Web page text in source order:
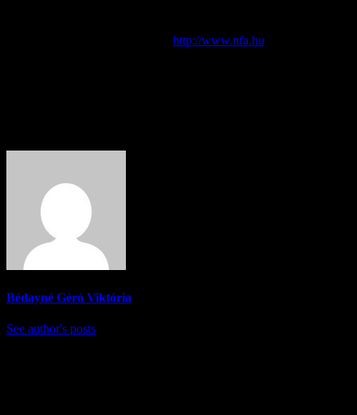
http://www.nfa.hu
Bédayné Géró Viktória
See author's posts